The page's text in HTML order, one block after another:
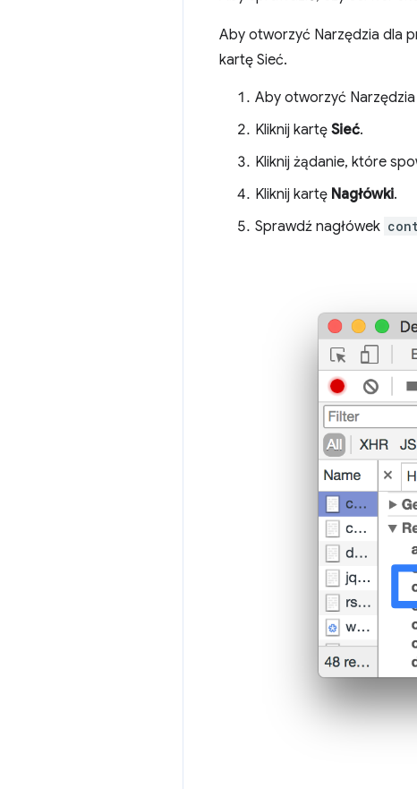
Aby otworzyć Narzędzia dla
kartę Sieć.
Aby otworzyć
Kliknij kartę Sieć.
Kliknij żądanie, które
Kliknij kartę Nagłówki.
Sprawdź nagłówek